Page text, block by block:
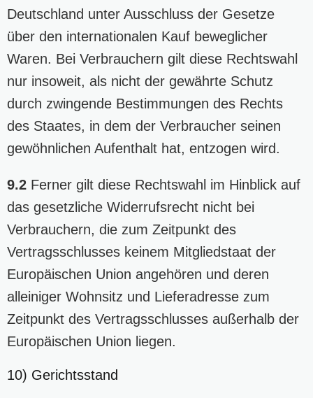
Deutschland unter Ausschluss der Gesetze
über den internationalen Kauf beweglicher
Waren. Bei Verbrauchern gilt diese Rechtswahl
nur insoweit, als nicht der gewährte Schutz
durch zwingende Bestimmungen des Rechts
des Staates, in dem der Verbraucher seinen
gewöhnlichen Aufenthalt hat, entzogen wird.
9.2 Ferner gilt diese Rechtswahl im Hinblick auf
das gesetzliche Widerrufsrecht nicht bei
Verbrauchern, die zum Zeitpunkt des
Vertragsschlusses keinem Mitgliedstaat der
Europäischen Union angehören und deren
alleiniger Wohnsitz und Lieferadresse zum
Zeitpunkt des Vertragsschlusses außerhalb der
Europäischen Union liegen.
10) Gerichtsstand